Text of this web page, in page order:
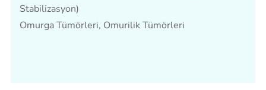
Stabilizasyon)
Omurga Tümörleri, Omurilik Tümörleri